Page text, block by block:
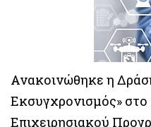
Ανακοινώθηκε η
Εκσυγχρονισμός» στο
Επιχειρησιακού